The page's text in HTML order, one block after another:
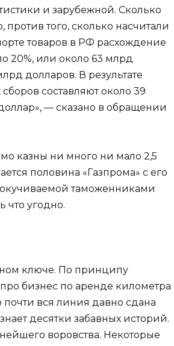
и зарубежной. Сколько
против того, сколько насчитали
товаров в РФ расхождение
20%, или около 63 млрд
долларов. В результате
составляют около 39
— сказано в обращении
казны ни много ни мало 2,5
половина «Газпрома» с его
таможенниками
что угодно.
ключе. По принципу
бизнес по аренде километра
почти вся линия давно сдана
десятки забавных историй.
воровства. Некоторые